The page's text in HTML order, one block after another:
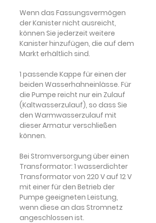
Wenn das Fassungsvermögen
der Kanister nicht ausreicht,
können Sie jederzeit weitere
Kanister hinzufügen, die auf dem
Markt erhältlich sind.
1 passende Kappe für einen der
beiden Wasserhahneinlässe. Für
die Pumpe reicht nur ein Zulauf
(Kaltwasserzulauf), so dass Sie
den Warmwasserzulauf mit
dieser Armatur verschließen
können.
Bei Stromversorgung über einen
Transformator: 1 wasserdichter
Transformatorvon 220 V auf 12 V
mit einer für den Betrieb der
Pumpe geeigneten Leistung,
wenn diese an das Stromnetz
angeschlossen ist.